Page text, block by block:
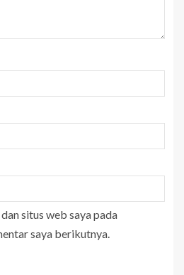
situs web saya pada
saya berikutnya.